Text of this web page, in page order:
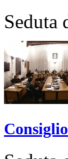
Seduta